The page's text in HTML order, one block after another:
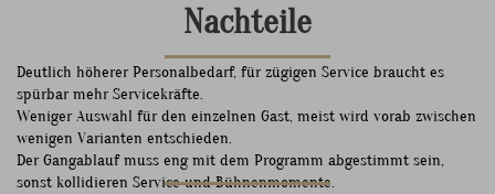
Nachteile
Deutlich höherer Personalbedarf, für zügigen Service braucht es
spürbar mehr Servicekräfte.
Weniger Auswahl für den einzelnen Gast, meist wird vorab zwischen
wenigen Varianten entschieden.
Der Gangablauf muss eng mit dem Programm abgestimmt sein,
sonst kollidieren Service und Bühnenmomente.